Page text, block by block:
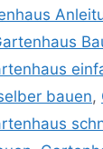
bauen,